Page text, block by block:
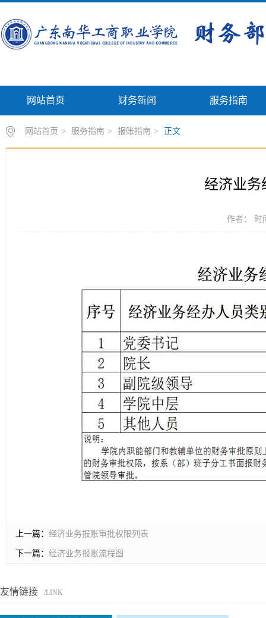
网站首页 财务新闻 服务指南
网站首页 > 服务指南 > 报账指南 > 正文
经济业务
作者： 时
上一篇： 经济业务报账审批权限列表
下一篇： 经济业务报账流程图
友情链接 /LINK